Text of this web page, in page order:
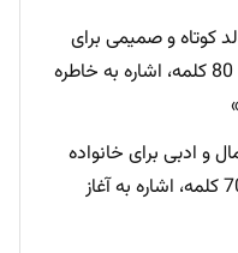
کوتاه و صمیمی برای
[نام] بنویس؛ لحن شاد، 50 تا 80 کلمه، اشاره به خاطره
و ادبی برای خانواده
[نام خانوادگی]؛ لحن رسمی، 70 کلمه، اشاره به آغاز